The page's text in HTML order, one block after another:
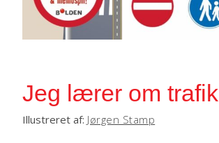
Jeg lærer om trafik
Illustreret af: Jørgen Stamp